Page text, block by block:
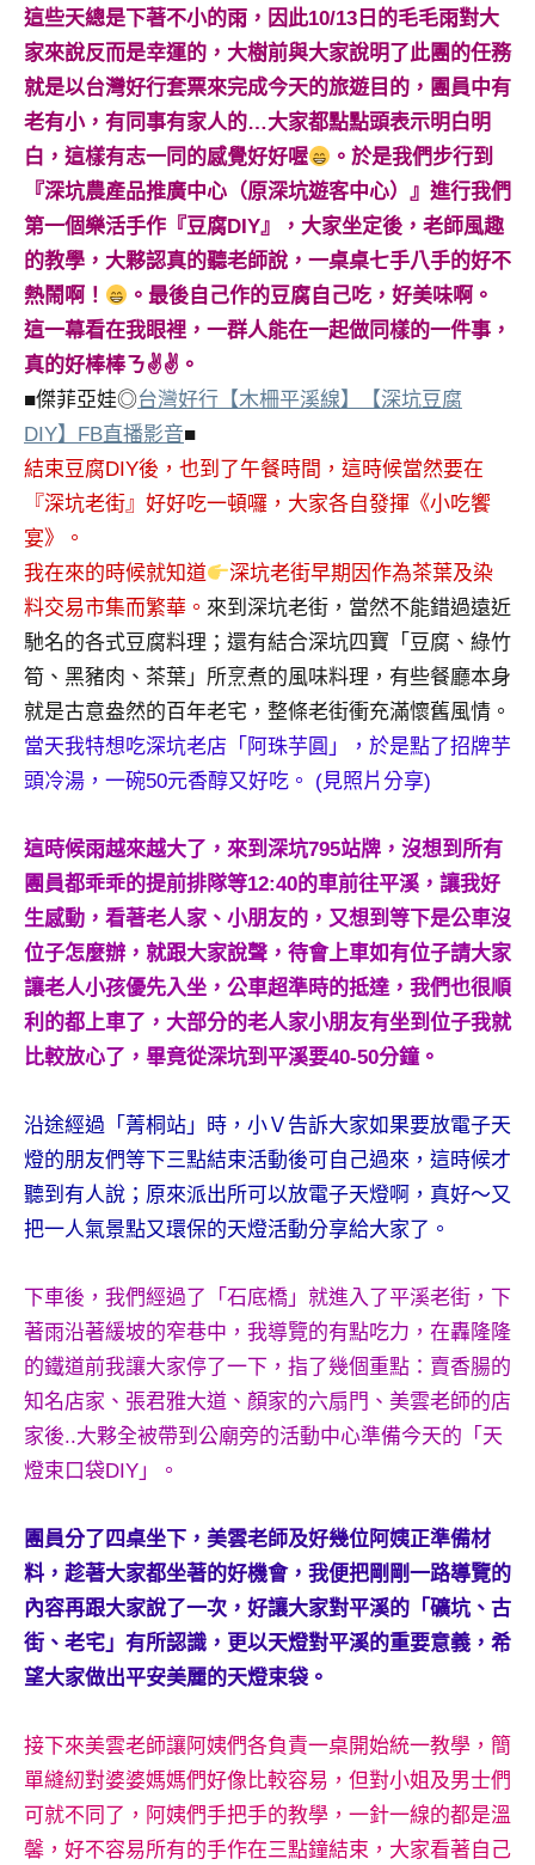
對
★
這些天總是下著不小的雨，因此10/13日的毛毛雨對大
家來說反而是幸運的，大樹前與大家說明了此團的任務
就是以台灣好行套票來完成今天的旅遊目的，團員中有
老有小，有同事有家人的…大家都點點頭表示明白明
白，這樣有志一同的感覺好好喔
。於是我們步行到
『深坑農產品推廣中心（原深坑遊客中心）』進行我們
第一個樂活手作『豆腐DIY』，大家坐定後，老師風趣
的教學，大夥認真的聽老師說，一桌桌七手八手的好不
熱鬧啊！
。最後自己作的豆腐自己吃，好美味啊。
這一幕看在我眼裡，一群人能在一起做同樣的一件事，
真的好棒棒ㄋ✌✌。
■傑菲亞娃◎台灣好行【木柵平溪線】【深坑豆腐
DIY】FB直播影音■
結束豆腐DIY後，也到了午餐時間，這時候當然要在
『深坑老街』好好吃一頓囉，大家各自發揮《小吃饗
宴》。
我在來的時候就知道
深坑老街早期因作為茶葉及染
料交易市集而繁華。 來到深坑老街，當然不能錯過遠近
馳名的各式豆腐料理；還有結合深坑四寶「豆腐、綠竹
筍、黑豬肉、茶葉」所烹煮的風味料理，有些餐廳本身
就是古意盎然的百年老宅，整條老街衝充滿懷舊風情。
當天我特想吃深坑老店「阿珠芋圓」，於是點了招牌芋
頭冷湯，一碗50元香醇又好吃。 (見照片分享)
這時候雨越來越大了，來到深坑795站牌，沒想到所有
團員都乖乖的提前排隊等12:40的車前往平溪，讓我好
生感動，看著老人家、小朋友的，又想到等下是公車沒
位子怎麼辦，就跟大家說聲，待會上車如有位子請大家
讓老人小孩優先入坐，公車超準時的抵達，我們也很順
利的都上車了，大部分的老人家小朋友有坐到位子我就
比較放心了，畢竟從深坑到平溪要40-50分鐘。
沿途經過「菁桐站」時，小Ｖ告訴大家如果要放電子天
燈的朋友們等下三點結束活動後可自己過來，這時候才
聽到有人說；原來派出所可以放電子天燈啊，真好～又
把一人氣景點又環保的天燈活動分享給大家了。
下車後，我們經過了「石底橋」就進入了平溪老街，下
著雨沿著緩坡的窄巷中，我導覽的有點吃力，在轟隆隆
的鐵道前我讓大家停了一下，指了幾個重點：賣香腸的
知名店家、張君雅大道、顏家的六扇門、美雲老師的店
家後..大夥全被帶到公廟旁的活動中心準備今天的「天
燈束口袋DIY」。
團員分了四桌坐下，美雲老師及好幾位阿姨正準備材
料，趁著大家都坐著的好機會，我便把剛剛一路導覽的
內容再跟大家說了一次，好讓大家對平溪的「礦坑、古
街、老宅」有所認識，更以天燈對平溪的重要意義，希
望大家做出平安美麗的天燈束袋。
接下來美雲老師讓阿姨們各負責一桌開始統一教學，簡
單縫紉對婆婆媽媽們好像比較容易，但對小姐及男士們
可就不同了，阿姨們手把手的教學，一針一線的都是溫
馨，好不容易所有的手作在三點鐘結束，大家看著自己